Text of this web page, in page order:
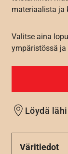
materiaalista ja
Valitse aina
ympäristössä
Löydä
Väritiedot